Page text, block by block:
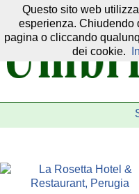
Il nostro
Questo sito web
esperienza. Chiudendo
pagina o cliccando
dei cookie.